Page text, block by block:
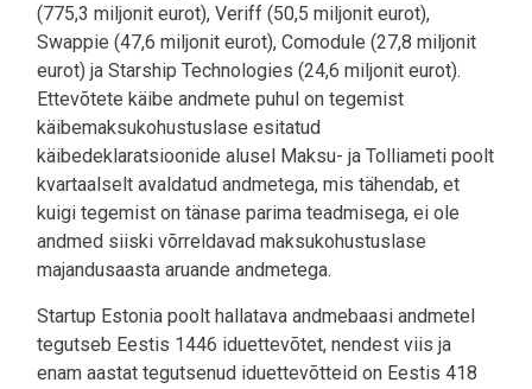
(775,3 miljonit eurot), Veriff (50,5 miljonit eurot),
Swappie (47,6 miljonit eurot), Comodule (27,8 miljonit
eurot) ja Starship Technologies (24,6 miljonit eurot).
Ettevõtete käibe andmete puhul on tegemist
käibemaksukohustuslase esitatud
käibedeklaratsioonide alusel Maksu- ja Tolliameti poolt
kvartaalselt avaldatud andmetega, mis tähendab, et
kuigi tegemist on tänase parima teadmisega, ei ole
andmed siiski võrreldavad maksukohustuslase
majandusaasta aruande andmetega.
Startup Estonia poolt hallatava andmebaasi andmetel
tegutseb Eestis 1446 iduettevõtet, nendest viis ja
enam aastat tegutsenud iduettevõtteid on Eestis 418